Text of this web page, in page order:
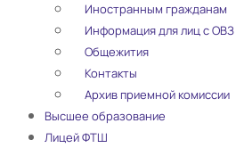
Иностранным гражданам
Информация для лиц с ОВЗ
Общежития
Контакты
Архив приемной комиссии
Высшее образование
Лицей ФТШ